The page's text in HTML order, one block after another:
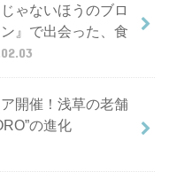
ゃないほうのブロ
』で出会った、食
開催！浅草の老舗
の進化